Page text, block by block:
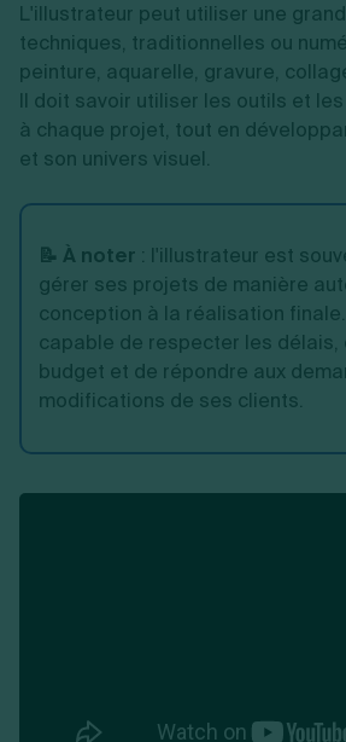
L'illustrateur peut utiliser une
techniques, traditionnelles ou
peinture, aquarelle, gravure,
Il doit savoir utiliser les outils et
à chaque projet, tout en
et son univers visuel.
📝 À noter : l'illustrateur est
gérer ses projets de manière
conception à la réalisation
capable de respecter les délais,
budget et de répondre aux
modifications de ses clients.